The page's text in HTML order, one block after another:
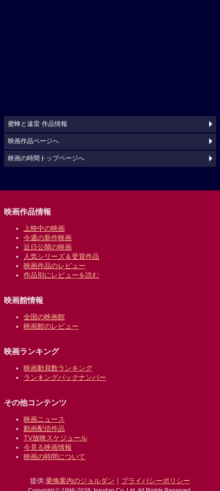
蜜蜂と遠雷 作品情報
映画作品ページへ
映画の時間トップページへ
映画作品情報
上映中の映画
今週の新作映画
近日公開の映画
人気シリーズ＆受賞作品
映画作品のレビュー
作品別にレビューを読む
映画館情報
全国の映画館
映画館のレビュー
映画ランキング
映画動員数ランキング
ランキングバックナンバー
その他コンテンツ
映画ニュース
動画配信作品
TV放映スケジュール
今見る映画情報
映画の時間について
提供:乗換案内のジョルダン ｜ プライバシーポリシー